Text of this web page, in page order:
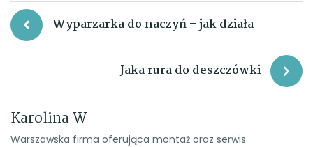
Nawigacja
Wyparzarka do naczyń – jak działa
Jaka rura do deszczówki
Karolina W
Warszawska firma oferująca montaż oraz serwis